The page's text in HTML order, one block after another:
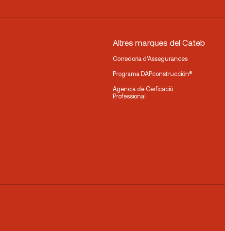
Altres marques del Cateb
Corredoria d’Assegurances
Programa DAPconstrucción®
Agencia de Cerficació
Professional